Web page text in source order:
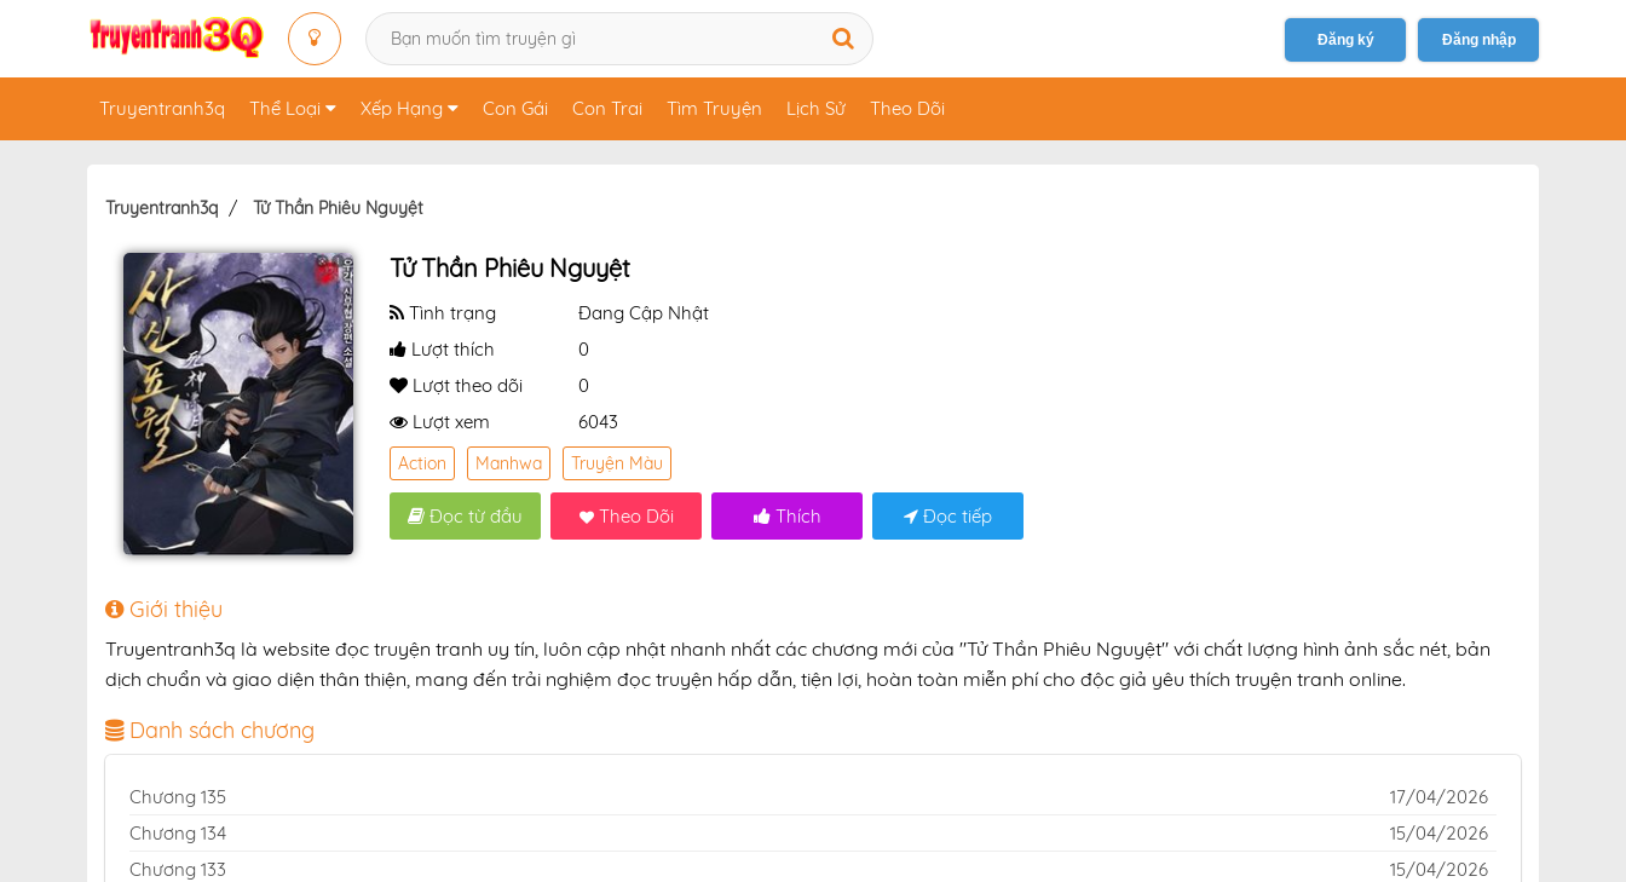
Đăng ký Đăng nhập
Truyentranh3q Thể Loại Xếp Hạng Con Gái Con Trai Tìm Truyện Lịch Sử Theo Dõi
Truyentranh3q Tử Thần Phiêu Nguyệt
Tử Thần Phiêu Nguyệt
Tình trạng
Đang Cập Nhật
Lượt thích
0
Lượt theo dõi
0
Lượt xem
6043
Action Manhwa Truyện Màu
Đọc từ đầu Theo Dõi Thích Đọc tiếp
Giới thiệu
Truyentranh3q là website đọc truyện tranh uy tín, luôn cập nhật nhanh nhất các chương mới của "Tử Thần Phiêu Nguyệt" với chất lượng hình ảnh sắc nét, bản
dịch chuẩn và giao diện thân thiện, mang đến trải nghiệm đọc truyện hấp dẫn, tiện lợi, hoàn toàn miễn phí cho độc giả yêu thích truyện tranh online.
Danh sách chương
Chương 135
17/04/2026
Chương 134
15/04/2026
Chương 133
15/04/2026